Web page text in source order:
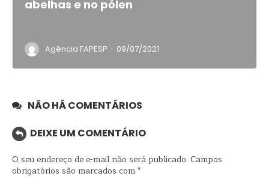
abelhas e no pólen
Agência FAPESP · 09/07/2021
NÃO HÁ COMENTÁRIOS
DEIXE UM COMENTÁRIO
O seu endereço de e-mail não será publicado. Campos
obrigatórios são marcados com*